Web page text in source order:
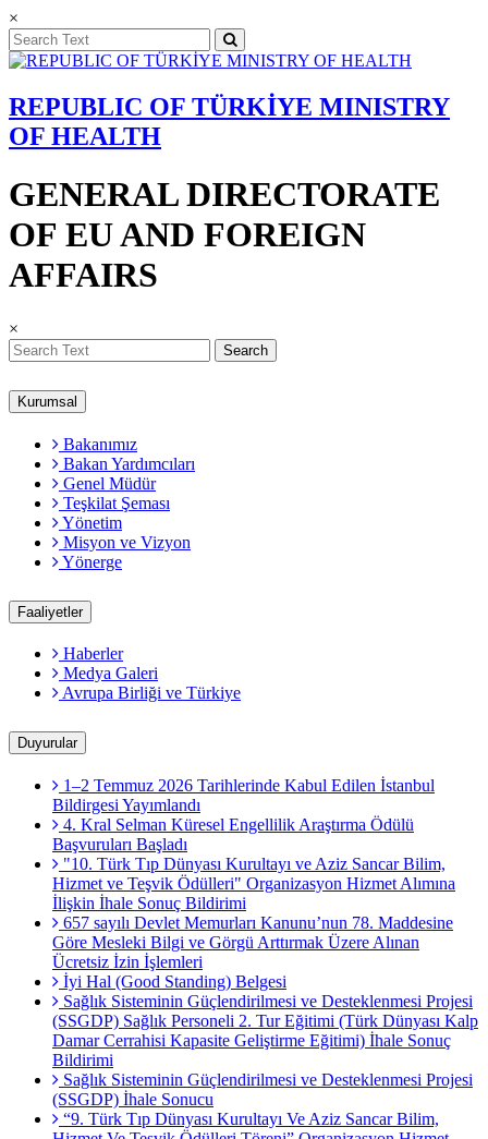
×
REPUBLIC OF TÜRKİYE MINISTRY
OF HEALTH
GENERAL DIRECTORATE
OF EU AND FOREIGN
AFFAIRS
×
Search
Kurumsal
Bakanımız
Bakan Yardımcıları
Genel Müdür
Teşkilat Şeması
Yönetim
Misyon ve Vizyon
Yönerge
Faaliyetler
Haberler
Medya Galeri
Avrupa Birliği ve Türkiye
Duyurular
1–2 Temmuz 2026 Tarihlerinde Kabul Edilen İstanbul
Bildirgesi Yayımlandı
4. Kral Selman Küresel Engellilik Araştırma Ödülü
Başvuruları Başladı
"10. Türk Tıp Dünyası Kurultayı ve Aziz Sancar Bilim,
Hizmet ve Teşvik Ödülleri" Organizasyon Hizmet Alımına
İlişkin İhale Sonuç Bildirimi
657 sayılı Devlet Memurları Kanunu’nun 78. Maddesine
Göre Mesleki Bilgi ve Görgü Arttırmak Üzere Alınan
Ücretsiz İzin İşlemleri
İyi Hal (Good Standing) Belgesi
Sağlık Sisteminin Güçlendirilmesi ve Desteklenmesi Projesi
(SSGDP) Sağlık Personeli 2. Tur Eğitimi (Türk Dünyası Kalp
Damar Cerrahisi Kapasite Geliştirme Eğitimi) İhale Sonuç
Bildirimi
Sağlık Sisteminin Güçlendirilmesi ve Desteklenmesi Projesi
(SSGDP) İhale Sonucu
“9. Türk Tıp Dünyası Kurultayı Ve Aziz Sancar Bilim,